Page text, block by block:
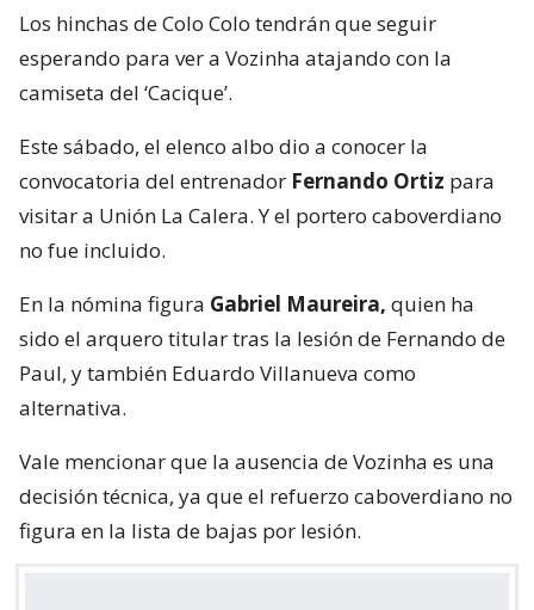
Los hinchas de Colo Colo tendrán que seguir
esperando para ver a Vozinha atajando con la
camiseta del ‘Cacique’.
Este sábado, el elenco albo dio a conocer la
convocatoria del entrenador Fernando Ortiz para
visitar a Unión La Calera. Y el portero caboverdiano
no fue incluido.
En la nómina figura Gabriel Maureira, quien ha
sido el arquero titular tras la lesión de Fernando de
Paul, y también Eduardo Villanueva como
alternativa.
Vale mencionar que la ausencia de Vozinha es una
decisión técnica, ya que el refuerzo caboverdiano no
figura en la lista de bajas por lesión.